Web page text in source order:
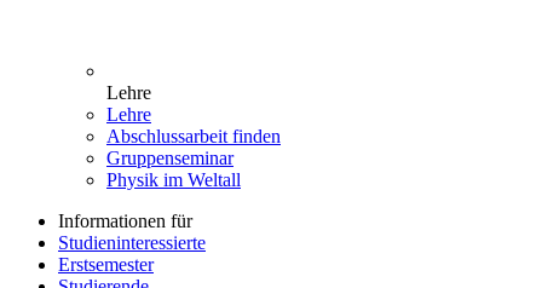
Lehre
Lehre
Abschlussarbeit finden
Gruppenseminar
Physik im Weltall
Informationen für
Studieninteressierte
Erstsemester